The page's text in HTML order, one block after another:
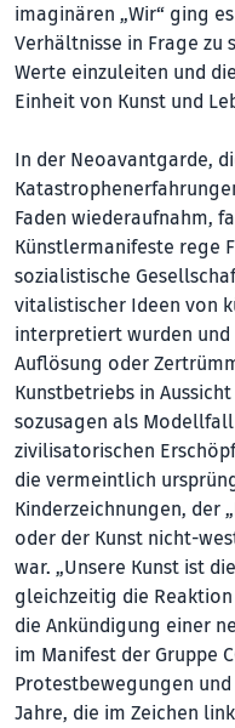
imaginären „Wir“ ging
Verhältnisse in Frage
Werte einzuleiten und
Einheit von Kunst und
In der Neoavantgarde,
Faden wiederaufnahm,
Künstlermanifeste rege
sozialistische
vitalistischer Ideen von
interpretiert wurden
Auflösung oder
Kunstbetriebs in
sozusagen als
zivilisatorischen
die vermeintlich
Kinderzeichnungen, der
oder der Kunst nicht-
war. „Unsere Kunst ist
gleichzeitig die
die Ankündigung einer
im Manifest der Gruppe
Protestbewegungen
Jahre, die im Zeichen